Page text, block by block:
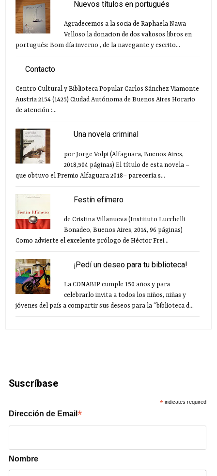
Nuevos títulos en portugués
Agradecemos a la socia de Raphaela Nawa
Velloso la donacion de dos valiosos libros en
portugués: Bom día inverno , de la navegante y escrito...
Contacto
Centro Cultural y Biblioteca Popular Carlos Sánchez Viamonte
Austria 2154 (1425) Ciudad Autónoma de Buenos Aires Horario
de atención :...
Una novela criminal
por Jorge Volpi (Alfaguara, Buenos Aires,
2018,504 páginas) El título de esta novela –
que obtuvo el Premio Alfaguara 2018– parecería s...
Festín efímero
de Cristina Villanueva (Instituto Lucchelli
Bonadeo, Buenos Aires, 2014, 96 páginas)
Como advierte el excelente prólogo de Héctor Frei...
¡Pedí un deseo para tu biblioteca!
La CONABIP cumple 150 años y para
celebrarlo invita a todos los niños, niñas y
jóvenes del país a compartir sus deseos para la “biblioteca d...
Suscríbase
* indicates required
Dirección de Email*
Nombre